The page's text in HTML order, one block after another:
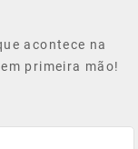
acontece na
primeira mão!